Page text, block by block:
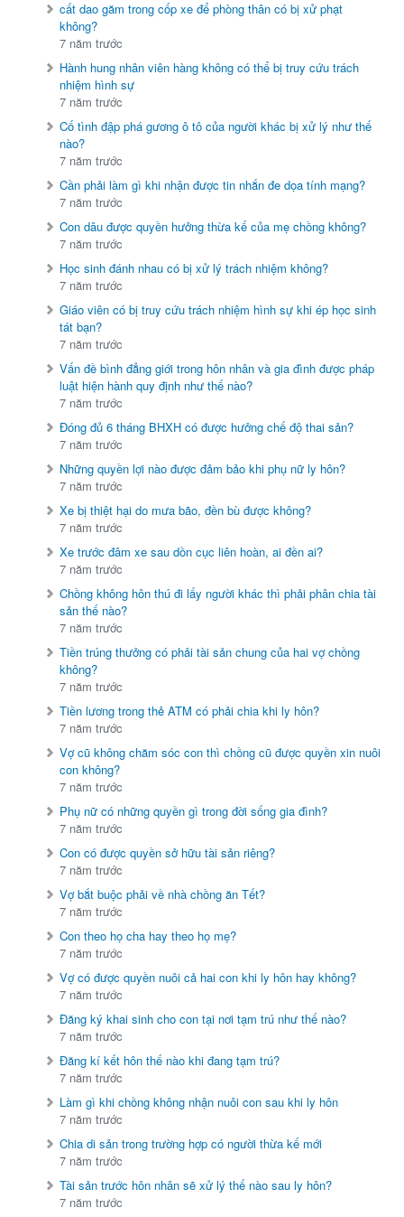
cất dao găm trong cốp xe để phòng thân có bị xử phạt
không?
7 năm trước
Hành hung nhân viên hàng không có thể bị truy cứu trách
nhiệm hình sự
7 năm trước
Cố tình đập phá gương ô tô của người khác bị xử lý như thế
nào?
7 năm trước
Cần phải làm gì khi nhận được tin nhắn đe dọa tính mạng?
7 năm trước
Con dâu được quyền hưởng thừa kế của mẹ chồng không?
7 năm trước
Học sinh đánh nhau có bị xử lý trách nhiệm không?
7 năm trước
Giáo viên có bị truy cứu trách nhiệm hình sự khi ép học sinh
tát bạn?
7 năm trước
Vấn đề bình đẳng giới trong hôn nhân và gia đình được pháp
luật hiện hành quy định như thế nào?
7 năm trước
Đóng đủ 6 tháng BHXH có được hưởng chế độ thai sản?
7 năm trước
Những quyền lợi nào được đảm bảo khi phụ nữ ly hôn?
7 năm trước
Xe bị thiệt hại do mưa bão, đền bù được không?
7 năm trước
Xe trước đâm xe sau dồn cục liên hoàn, ai đền ai?
7 năm trước
Chồng không hôn thú đi lấy người khác thì phải phân chia tài
sản thế nào?
7 năm trước
Tiền trúng thưởng có phải tài sản chung của hai vợ chồng
không?
7 năm trước
Tiền lương trong thẻ ATM có phải chia khi ly hôn?
7 năm trước
Vợ cũ không chăm sóc con thì chồng cũ được quyền xin nuôi
con không?
7 năm trước
Phụ nữ có những quyền gì trong đời sống gia đình?
7 năm trước
Con có được quyền sở hữu tài sản riêng?
7 năm trước
Vợ bắt buộc phải về nhà chồng ăn Tết?
7 năm trước
Con theo họ cha hay theo họ mẹ?
7 năm trước
Vợ có được quyền nuôi cả hai con khi ly hôn hay không?
7 năm trước
Đăng ký khai sinh cho con tại nơi tạm trú như thế nào?
7 năm trước
Đăng kí kết hôn thế nào khi đang tạm trú?
7 năm trước
Làm gì khi chồng không nhận nuôi con sau khi ly hôn
7 năm trước
Chia di sản trong trường hợp có người thừa kế mới
7 năm trước
Tài sản trước hôn nhân sẽ xử lý thế nào sau ly hôn?
7 năm trước